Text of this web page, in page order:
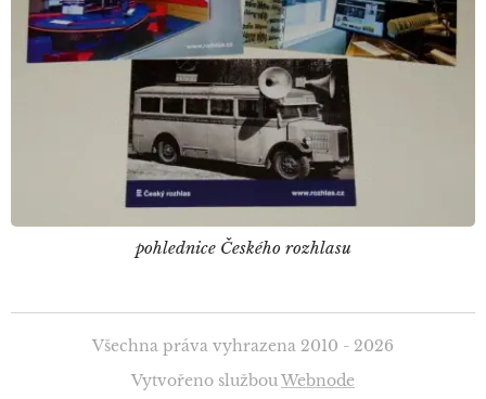
pohlednice Českého rozhlasu
Všechna práva vyhrazena 2010 - 2026
Vytvořeno službouWebnode